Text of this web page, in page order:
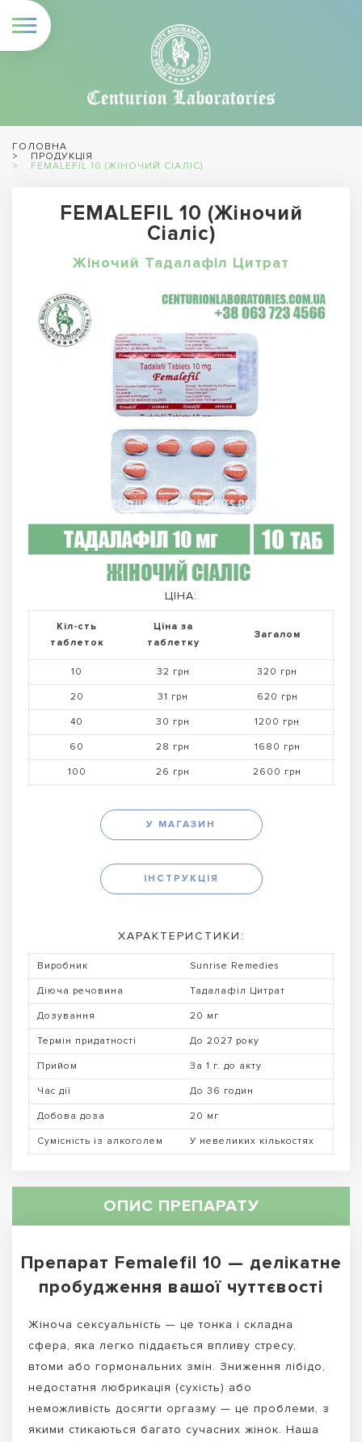
ГОЛОВНА
ПРОДУКЦІЯ
FEMALEFIL 10 (ЖІНОЧИЙ СІАЛІС)
FEMALEFIL 10 (Жіночий
Сіаліс)
Жіночий Тадалафіл Цитрат
ЦІНА:
Кіл-сть
таблеток
Ціна за
таблетку
Загалом
10 32 грн 320 грн
20 31 грн 620 грн
40 30 грн 1200 грн
60 28 грн 1680 грн
100 26 грн 2600 грн
У МАГАЗИН
ІНСТРУКЦІЯ
ХАРАКТЕРИСТИКИ:
Виробник Sunrise Remedies
Діюча речовина Тадалафіл Цитрат
Дозування 20 мг
Термін придатності До 2027 року
Прийом За 1 г. до акту
Час дії До 36 годин
Добова доза 20 мг
Сумісність із алкоголем У невеликих кількостях
ОПИС ПРЕПАРАТУ
Препарат Femalefil 10 — делікатне
пробудження вашої чуттєвості
Жіноча сексуальність — це тонка і складна
сфера, яка легко піддається впливу стресу,
втоми або гормональних змін. Зниження лібідо,
недостатня любрикація (сухість) або
неможливість досягти оргазму — це проблеми, з
якими стикаються багато сучасних жінок. Наша